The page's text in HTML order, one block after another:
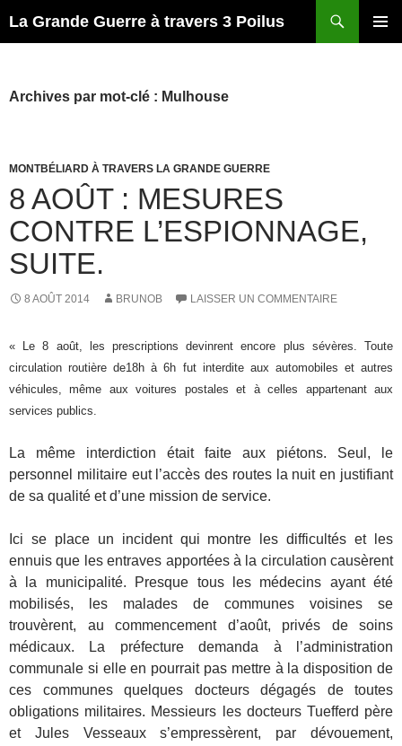
La Grande Guerre à travers 3 Poilus
Archives par mot-clé : Mulhouse
MONTBÉLIARD À TRAVERS LA GRANDE GUERRE
8 AOÛT : MESURES
CONTRE L’ESPIONNAGE,
SUITE.
8 AOÛT 2014 BRUNOB LAISSER UN COMMENTAIRE
« Le 8 août, les prescriptions devinrent encore plus sévères. Toute
circulation routière de18h à 6h fut interdite aux automobiles et autres
véhicules, même aux voitures postales et à celles appartenant aux
services publics.
La même interdiction était faite aux piétons. Seul, le
personnel militaire eut l’accès des routes la nuit en justifiant
de sa qualité et d’une mission de service.
Ici se place un incident qui montre les difficultés et les
ennuis que les entraves apportées à la circulation causèrent
à la municipalité. Presque tous les médecins ayant été
mobilisés, les malades de communes voisines se
trouvèrent, au commencement d’août, privés de soins
médicaux. La préfecture demanda à l’administration
communale si elle en pourrait pas mettre à la disposition de
ces communes quelques docteurs dégagés de toutes
obligations militaires. Messieurs les docteurs Tuefferd père
et Jules Vesseaux s’empressèrent, par dévouement,